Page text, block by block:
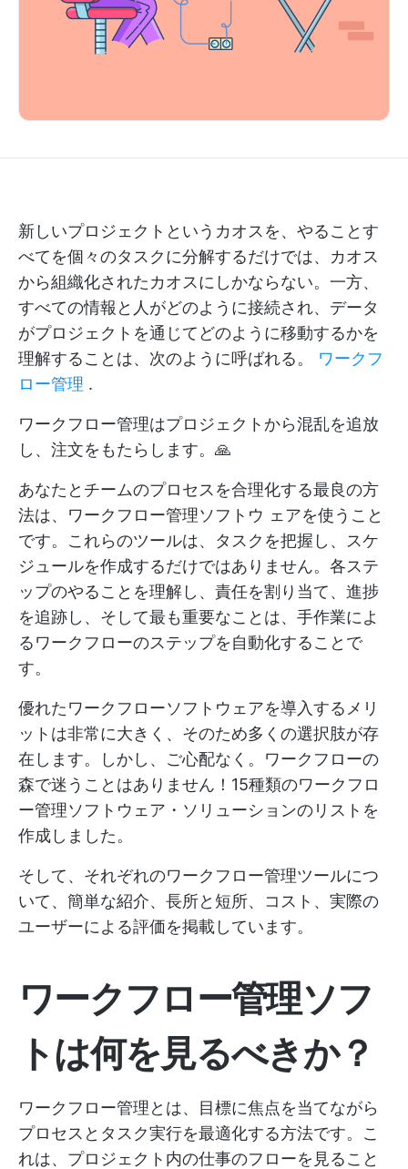
新しいプロジェクトというカオスを、やることす
べてを個々のタスクに分解するだけでは、カオス
から組織化されたカオスにしかならない。一方、
すべての情報と人がどのように接続され、データ
がプロジェクトを通じてどのように移動するかを
理解することは、次のように呼ばれる。 ワークフ
ロー管理 .
ワークフロー管理はプロジェクトから混乱を追放
し、注文をもたらします。🙏
あなたとチームのプロセスを合理化する最良の方
法は、ワークフロー管理ソフトウ ェアを使うこと
です。これらのツールは、タスクを把握し、スケ
ジュールを作成するだけではありません。各ステ
ップのやることを理解し、責任を割り当て、進捗
を追跡し、そして最も重要なことは、手作業によ
るワークフローのステップを自動化することで
す。
優れたワークフローソフトウェアを導入するメリ
ットは非常に大きく、そのため多くの選択肢が存
在します。しかし、ご心配なく。ワークフローの
森で迷うことはありません！15種類のワークフロ
ー管理ソフトウェア・ソリューションのリストを
作成しました。
そして、それぞれのワークフロー管理ツールにつ
いて、簡単な紹介、長所と短所、コスト、実際の
ユーザーによる評価を掲載しています。
ワークフロー管理ソフ
トは何を見るべきか？
ワークフロー管理とは、目標に焦点を当てながら
プロセスとタスク実行を最適化する方法です。こ
れは、プロジェクト内の仕事のフローを見ること